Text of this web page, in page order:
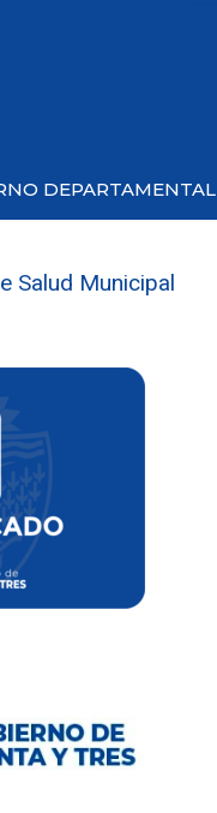
DEPARTAMENTAL
Salud Municipal